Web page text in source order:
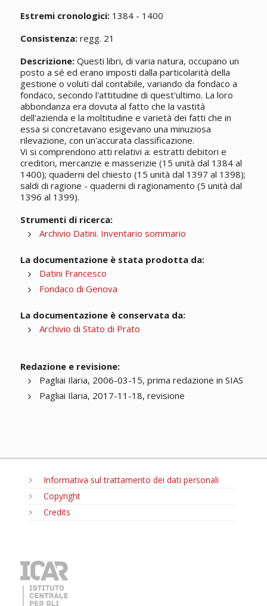
Estremi cronologici:1384 - 1400
Consistenza:regg. 21
Descrizione:Questi libri, di varia natura, occupano un
posto a sé ed erano imposti dalla particolarità della
gestione o voluti dal contabile, variando da fondaco a
fondaco, secondo l'attitudine di quest'ultimo. La loro
abbondanza era dovuta al fatto che la vastità
dell'azienda e la moltitudine e varietà dei fatti che in
essa si concretavano esigevano una minuziosa
rilevazione, con un'accurata classificazione.
Vi si comprendono atti relativi a: estratti debitori e
creditori, mercanzie e masserizie (15 unità dal 1384 al
1400); quaderni del chiesto (15 unità dal 1397 al 1398);
saldi di ragione - quaderni di ragionamento (5 unità dal
1396 al 1399).
Strumenti di ricerca:
Archivio Datini. Inventario sommario
La documentazione è stata prodotta da:
Datini Francesco
Fondaco di Genova
La documentazione è conservata da:
Archivio di Stato di Prato
Redazione e revisione:
Pagliai Ilaria, 2006-03-15, prima redazione in SIAS
Pagliai Ilaria, 2017-11-18, revisione
Informativa sul trattamento dei dati personali
Copyright
Credits